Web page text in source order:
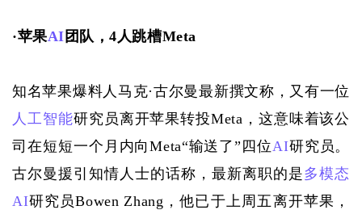
·苹果AI 团队，4人跳槽Meta
知名苹果爆料人马克·古尔曼最新撰文称，又有一位
人工智能研究员离开苹果转投Meta，这意味着该公
司在短短一个月内向Meta“输送了”四位AI研究员。
古尔曼援引知情人士的话称，最新离职的是多模态
AI研究员Bowen Zhang，他已于上周五离开苹果，